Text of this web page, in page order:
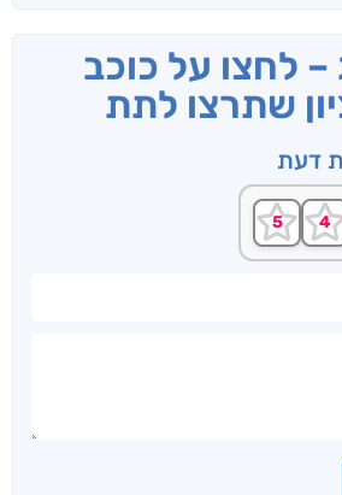
– לחצו על כוכב
שתרצו לתת
דעת